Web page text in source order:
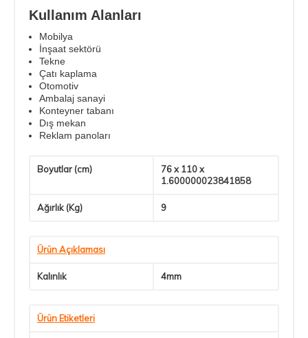
Kullanım Alanları
Mobilya
İnşaat sektörü
Tekne
Çatı kaplama
Otomotiv
Ambalaj sanayi
Konteyner tabanı
Dış mekan
Reklam panoları
Boyutlar (cm)
76 x 110 x
1.600000023841858
Ağırlık (Kg) 9
Ürün Açıklaması
Kalınlık 4mm
Ürün Etiketleri